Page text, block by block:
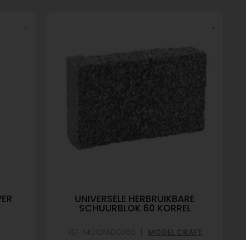
UNIVERSELE HERBRUIKBARE
SCHUURBLOK 60 KORREL
| MODEL CRAFT